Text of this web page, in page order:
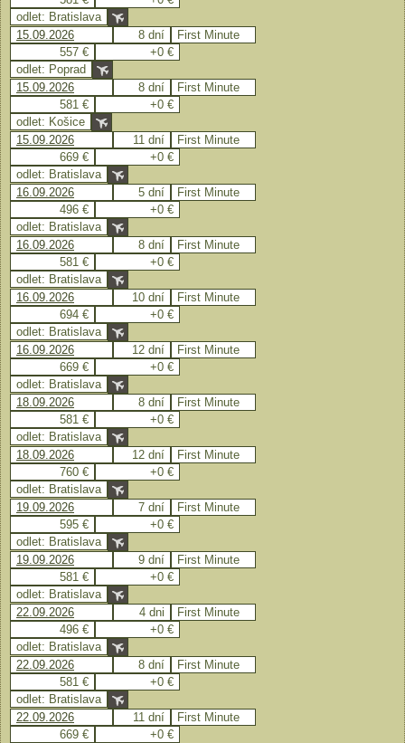
odlet: Bratislava
15.09.2026
8 dní
First Minute
557 €
+0 €
odlet: Poprad
15.09.2026
8 dní
First Minute
581 €
+0 €
odlet: Košice
15.09.2026
11 dní
First Minute
669 €
+0 €
odlet: Bratislava
16.09.2026
5 dní
First Minute
496 €
+0 €
odlet: Bratislava
16.09.2026
8 dní
First Minute
581 €
+0 €
odlet: Bratislava
16.09.2026
10 dní
First Minute
694 €
+0 €
odlet: Bratislava
16.09.2026
12 dní
First Minute
669 €
+0 €
odlet: Bratislava
18.09.2026
8 dní
First Minute
581 €
+0 €
odlet: Bratislava
18.09.2026
12 dní
First Minute
760 €
+0 €
odlet: Bratislava
19.09.2026
7 dní
First Minute
595 €
+0 €
odlet: Bratislava
19.09.2026
9 dní
First Minute
581 €
+0 €
odlet: Bratislava
22.09.2026
4 dni
First Minute
496 €
+0 €
odlet: Bratislava
22.09.2026
8 dní
First Minute
581 €
+0 €
odlet: Bratislava
22.09.2026
11 dní
First Minute
669 €
+0 €